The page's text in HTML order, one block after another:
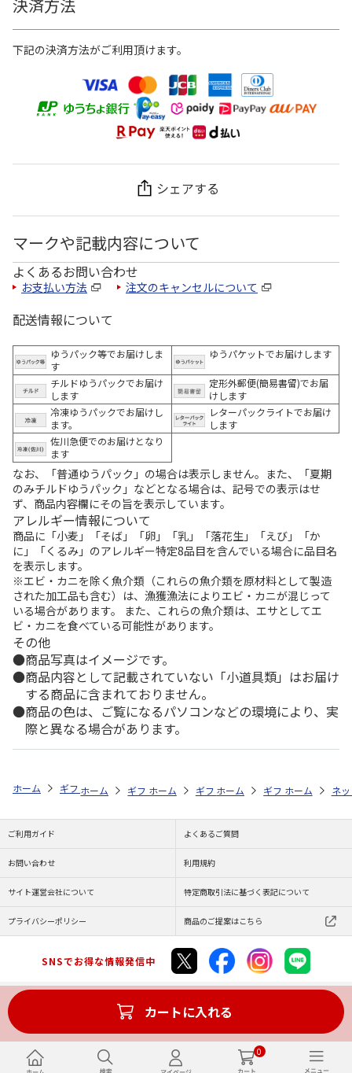
0
決済方法
下記の決済方法がご利用頂けます。
シェアする
マークや記載内容について
よくあるお問い合わせ
お支払い方法 注文のキャンセルについて
配送情報について
ゆうパック等でお届けしま
す
ゆうパケットでお届けします
チルドゆうパックでお届け
します
定形外郵便(簡易書留)でお届
けします
冷凍ゆうパックでお届けし
ます。
レターパックライトでお届け
します
佐川急便でのお届けとなり
ます
なお、「普通ゆうパック」の場合は表示しません。また、「夏期
のみチルドゆうパック」などとなる場合は、記号での表示はせ
ず、商品内容欄にその旨を表示しています。
アレルギー情報について
商品に「小麦」「そば」「卵」「乳」「落花生」「えび」「か
に」「くるみ」のアレルギー特定8品目を含んでいる場合に品目名
を表示します。
※エビ・カニを除く魚介類（これらの魚介類を原材料として製造
された加工品も含む）は、漁獲漁法によりエビ・カニが混じって
いる場合があります。 また、これらの魚介類は、エサとしてエ
ビ・カニを食べている可能性があります。
その他
商品写真はイメージです。
商品内容として記載されていない「小道具類」はお届け
する商品に含まれておりません。
商品の色は、ご覧になるパソコンなどの環境により、実
際と異なる場合があります。
カートに入れる
ホーム ギフト通販 内祝い・お返し 結婚内祝い リーガロイヤル
ホーム ギフト通販 内祝い・お返し 結婚内祝い
ホーム ギフト通販 内祝い・お返し
ホーム ギフト通販 内
ホーム ネ
ご利用ガイド よくあるご質問
お問い合わせ 利用規約
サイト運営会社について 特定商取引法に基づく表記について
プライバシーポリシー 商品のご提案はこちら
SNSでお得な情報発信中
Copyright (C) JAPAN POST Co.,Ltd. All Rights Reserved.